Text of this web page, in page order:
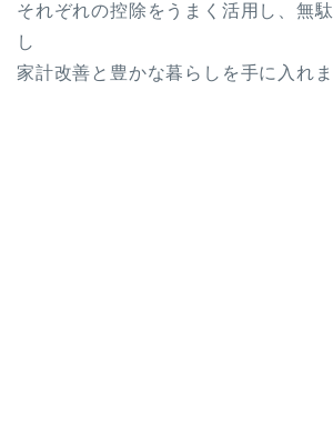
それぞれの控除をうまく活用し、無
し
家計改善と豊かな暮らしを手に入れま